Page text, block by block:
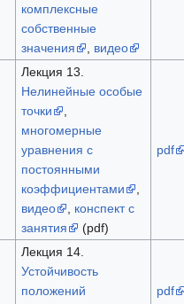
комплексные
собственные
значения
, видео
Лекция 13.
Нелинейные особые
точки
,
многомерные
уравнения с
постоянными
коэффициентами
,
видео
, конспект с
занятия
(pdf)
pdf
Лекция 14.
Устойчивость
положений
pdf